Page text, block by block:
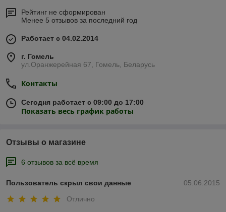
Рейтинг не сформирован
Менее 5 отзывов за последний год
Работает с 04.02.2014
г. Гомель
ул.Оранжерейная 67, Гомель, Беларусь
Контакты
Сегодня работает с 09:00 до 17:00
Показать весь график работы
Отзывы о магазине
6 отзывов за всё время
05.06.2015
Пользователь скрыл свои данные
Отлично